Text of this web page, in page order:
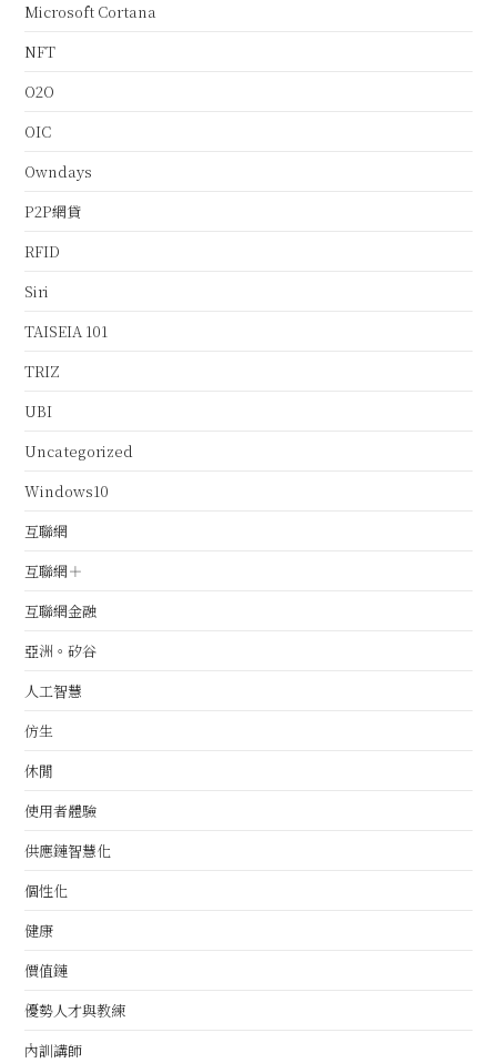
Microsoft Cortana
NFT
O2O
OIC
Owndays
P2P網貸
RFID
Siri
TAISEIA 101
TRIZ
UBI
Uncategorized
Windows10
互聯網
互聯網＋
互聯網金融
亞洲。矽谷
人工智慧
仿生
休閒
使用者體驗
供應鏈智慧化
個性化
健康
價值鏈
優勢人才與教練
內訓講師